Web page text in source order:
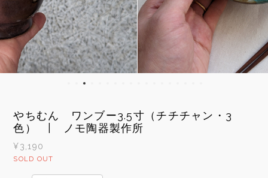
やちむん ワンブー3.5寸（チチチャン・3
色） | ノモ陶器製作所
¥3,190
SOLD OUT